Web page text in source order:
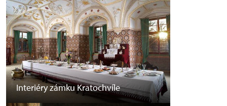
Interiéry zámku Kratochvíle